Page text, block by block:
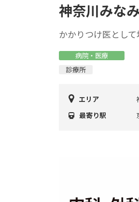
神奈川みな
かかりつけ医とし
病院・医療
診療所
エリア
最寄り駅